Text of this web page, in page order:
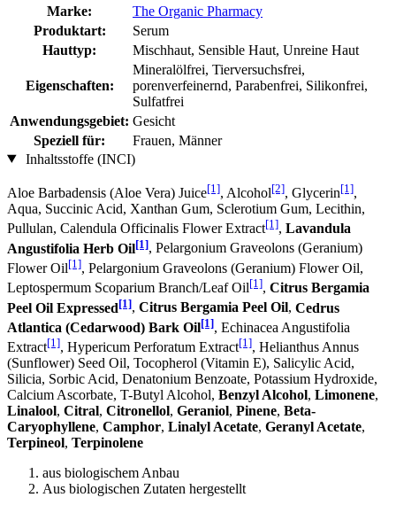
Marke:
The Organic Pharmacy
Produktart:
Serum
Hauttyp:
Mischhaut, Sensible Haut, Unreine Haut
Eigenschaften:
Mineralölfrei, Tierversuchsfrei,
porenverfeinernd, Parabenfrei, Silikonfrei,
Sulfatfrei
Anwendungsgebiet: Gesicht
Speziell für:
Frauen, Männer
Inhaltsstoffe (INCI)
Aloe Barbadensis (Aloe Vera) Juice[1], Alcohol[2], Glycerin[1],
Aqua, Succinic Acid, Xanthan Gum, Sclerotium Gum, Lecithin,
Pullulan, Calendula Officinalis Flower Extract[1], Lavandula
Angustifolia Herb Oil[1], Pelargonium Graveolons (Geranium)
Flower Oil[1], Pelargonium Graveolons (Geranium) Flower Oil,
Leptospermum Scoparium Branch/Leaf Oil[1], Citrus Bergamia
Peel Oil Expressed[1], Citrus Bergamia Peel Oil, Cedrus
Atlantica (Cedarwood) Bark Oil[1], Echinacea Angustifolia
Extract[1], Hypericum Perforatum Extract[1], Helianthus Annus
(Sunflower) Seed Oil, Tocopherol (Vitamin E), Salicylic Acid,
Silicia, Sorbic Acid, Denatonium Benzoate, Potassium Hydroxide,
Calcium Ascorbate, T-Butyl Alcohol, Benzyl Alcohol, Limonene,
Linalool, Citral, Citronellol, Geraniol, Pinene, Beta-
Caryophyllene, Camphor, Linalyl Acetate, Geranyl Acetate,
Terpineol, Terpinolene
aus biologischem Anbau
Aus biologischen Zutaten hergestellt